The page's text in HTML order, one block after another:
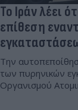
Το Ιράν λέει
επίθεση
Την
των πυρηνικών
Οργανισμού